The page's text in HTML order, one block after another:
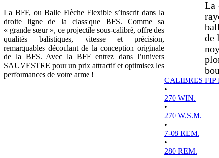
La BFF, ou Balle Flèche Flexible s’inscrit dans la
droite ligne de la classique BFS. Comme sa
« grande sœur », ce projectile sous-calibré, offre des
qualités balistiques, vitesse et précision,
remarquables découlant de la conception originale
de la BFS. Avec la BFF entrez dans l’univers
SAUVESTRE pour un prix attractif et optimisez les
performances de votre arme !
La
de
CALIBRES FIP
•
270 WIN.
•
270 W.S.M.
•
7-08 REM.
•
280 REM.